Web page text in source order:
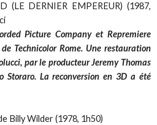
(LE DERNIER EMPEREUR) (1987,
Picture Company et Repremiere
Technicolor Rome. Une restauration
par le producteur Jeremy Thomas
Storaro. La reconversion en 3D a été
Billy Wilder (1978, 1h50)